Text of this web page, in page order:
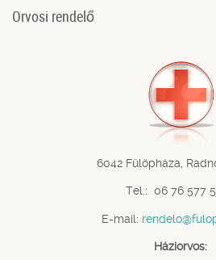
Orvosi rendelő
6042 Fülöpháza,
Tel.: 06 76 577
E-mail:
Háziorvos: